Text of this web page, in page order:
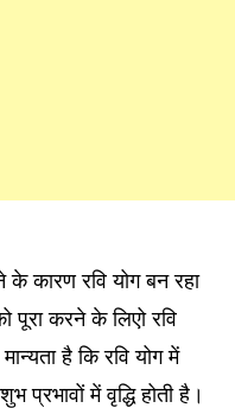
के कारण रवि योग बन रहा
पूरा करने के लिएो रवि
है कि रवि योग में
प्रभावों में वृद्धि होती है।